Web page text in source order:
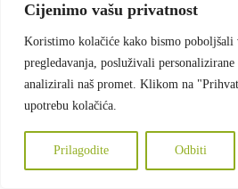
Cijenimo vašu privatnost
Koristimo kolačiće kako bismo poboljšali
pregledavanja, posluživali
analizirali naš promet. Klikom na
upotrebu kolačića.
Prilagodite Odbiti